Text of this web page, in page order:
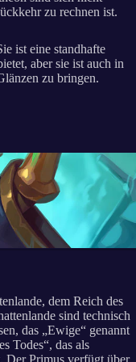
zu rechnen ist.
ist eine standhafte
aber sie ist auch in
zu bringen.
dem Reich des
sind technisch
das „Ewige“ genannt
Todes“, das als